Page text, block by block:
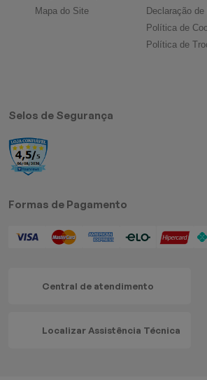
Mapa do Site
Declaração
Política de
Política de
Selos de Segurança
Formas de Pagamento
Central de atendimento
Localizar Assistência Técnica